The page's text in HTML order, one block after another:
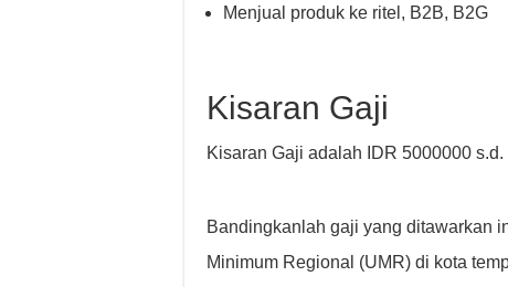
Menjual produk ke ritel, B2B, B2G
Kisaran Gaji
Kisaran Gaji adalah IDR 5000000
Bandingkanlah gaji yang ditawarkan
Minimum Regional (UMR) di kota